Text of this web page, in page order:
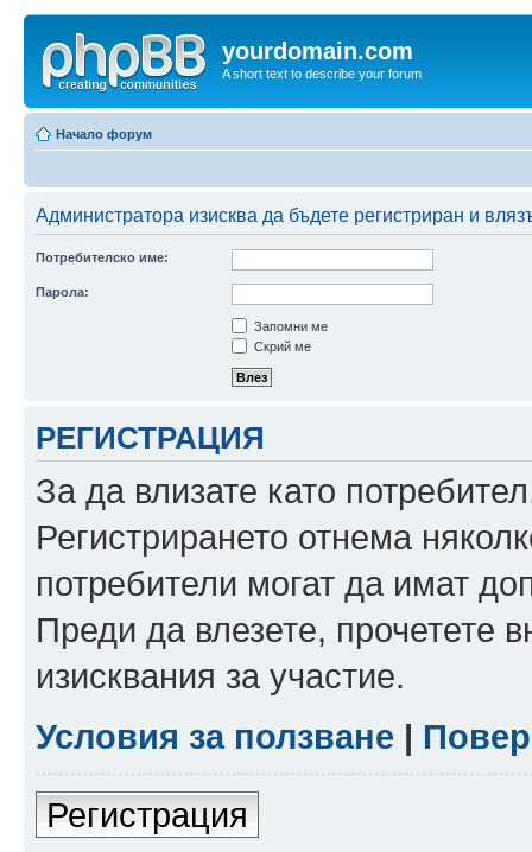
yourdomain.com
A short text to describe your forum
Начало форум
Администратора изисква да бъдете регистриран и
Потребителско име:
Парола:
Запомни ме
Скрий ме
РЕГИСТРАЦИЯ
За да влизате като
Регистрирането отнема
потребители могат да имат
Преди да влезете, прочетете
изисквания за участие.
Условия за ползване |
Регистрация